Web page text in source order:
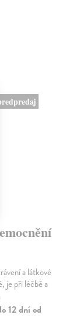
a látkové
je při léčbě a
12 dní od